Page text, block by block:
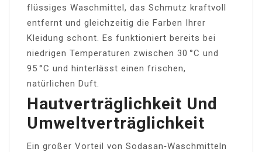
flüssiges Waschmittel, das Schmutz kraftvoll
entfernt und gleichzeitig die Farben Ihrer
Kleidung schont. Es funktioniert bereits bei
niedrigen Temperaturen zwischen 30 °C und
95 °C und hinterlässt einen frischen,
natürlichen Duft.
Hautverträglichkeit Und
Umweltverträglichkeit
Ein großer Vorteil von Sodasan‑Waschmitteln